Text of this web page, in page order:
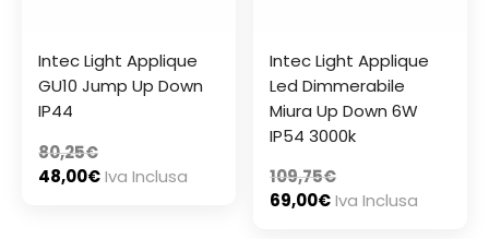
Intec Light Applique
GU10 Jump Up Down
IP44
80,25€
48,00€Iva Inclusa
Intec Light Applique
Led Dimmerabile
Miura Up Down 6W
IP54 3000k
109,75€
69,00€Iva Inclusa